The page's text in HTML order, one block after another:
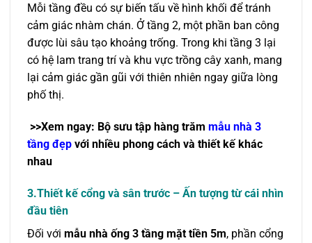
Mỗi tầng đều có sự biến tấu về hình khối để tránh
cảm giác nhàm chán. Ở tầng 2, một phần ban công
được lùi sâu tạo khoảng trống. Trong khi tầng 3 lại
có hệ lam trang trí và khu vực trồng cây xanh, mang
lại cảm giác gần gũi với thiên nhiên ngay giữa lòng
phố thị.
>>Xem ngay: Bộ sưu tập hàng trăm mẫu nhà 3
tầng đẹp với nhiều phong cách và thiết kế khác
nhau
3.Thiết kế cổng và sân trước – Ấn tượng từ cái nhìn
đầu tiên
Đối với mẫu nhà ống 3 tầng mặt tiền 5m, phần cổng